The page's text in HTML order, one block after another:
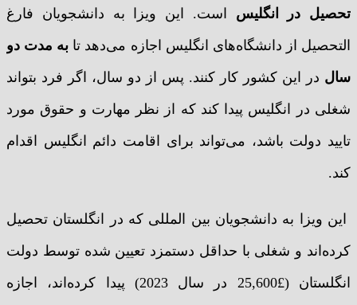
تحصیل در انگلیس است. این ویزا به دانشجویان فارغ
التحصیل از دانشگاه‌های انگلیس اجازه می‌دهد تا به مدت دو
سال در این کشور کار کنند. پس از دو سال، اگر فرد بتواند
شغلی در انگلیس پیدا کند که از نظر مهارت و حقوق مورد
تایید دولت باشد، می‌تواند برای اقامت دائم انگلیس اقدام
کند.
این ویزا به دانشجویان بین المللی که در انگلستان تحصیل
کرده‌اند و شغلی با حداقل دستمزد تعیین شده توسط دولت
انگلستان (£25,600 در سال 2023) پیدا کرده‌اند، اجازه